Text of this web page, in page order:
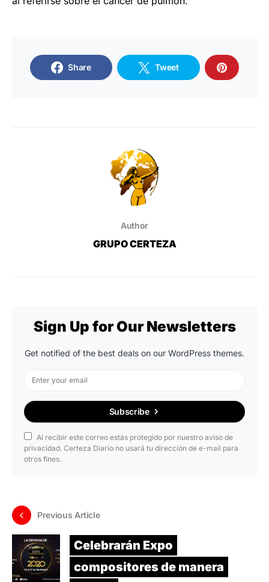
Share Tweet
Author
GRUPO CERTEZA
Sign Up for Our Newsletters
Get notified of the best deals on our WordPress themes.
Subscribe
Al recibir este correo estás protegido por nuestro aviso de
privacidad. Certeza Diario no usará tu dirección de e-mail para
otros fines.
Previous Article
Celebrarán Expo
compositores de manera